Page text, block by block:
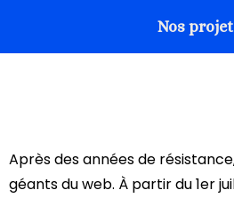
Nos
Après des années de
géants du web. À partir du 1er